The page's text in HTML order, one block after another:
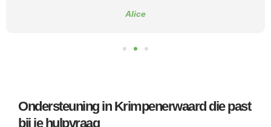
Alice
Ondersteuning in Krimpenerwaard die past
bij je hulpvraag